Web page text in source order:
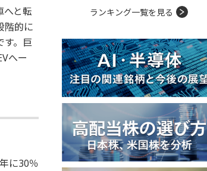
へと転
階的に
す。巨
へー
に30％
ランキング一覧を見る